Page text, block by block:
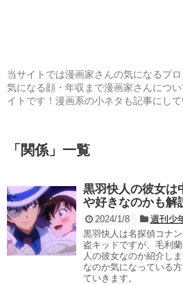
当サイトでは漫画家さんの気になるプ
気になる顔・年収まで漫画家さんにつ
イトです！漫画系の小ネタも記事にして
「 関係 」 一覧
黒羽快人の彼女は
や好きなのかも解
2024/1/8
週刊少
黒羽快人は名探偵コナ
盗キッドですが、毛利
人の彼女なのか紹介し
なのか気になっている
ていきます。